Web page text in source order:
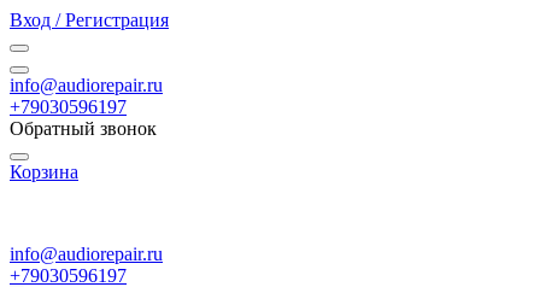
Вход / Регистрация
info@audiorepair.ru
+79030596197
Обратный звонок
Корзина
info@audiorepair.ru
+79030596197